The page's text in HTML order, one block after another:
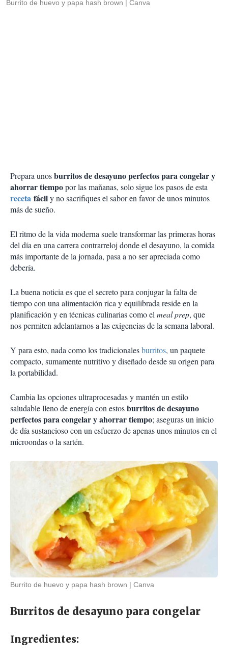
Burrito de huevo y papa hash brown Canva
Prepara unosburritos de desayuno perfectos para congelar y
ahorrar tiempopor las mañanas, solo sigue los pasos de esta
receta fácily no sacrifiques el sabor en favor de unos minutos
más de sueño.
El ritmo de la vida moderna suele transformar las primeras horas
del día en una carrera contrarreloj donde el desayuno, la comida
más importante de la jornada, pasa a no ser apreciada como
debería.
La buena noticia es que el secreto para conjugar la falta de
tiempo con una alimentación rica y equilibrada reside en la
planificación y en técnicas culinarias como elmeal prep, que
nos permiten adelantarnos a las exigencias de la semana laboral.
Y para esto, nada como los tradicionalesburritos, un paquete
compacto, sumamente nutritivo y diseñado desde su origen para
la portabilidad.
Cambia las opciones ultraprocesadas y mantén un estilo
saludable lleno de energía con estosburritos de desayuno
perfectos para congelar y ahorrar tiempo; aseguras un inicio
de día sustancioso con un esfuerzo de apenas unos minutos en el
microondas o la sartén.
Burrito de huevo y papa hash brown Canva
Burritos de desayuno para congelar
Ingredientes: